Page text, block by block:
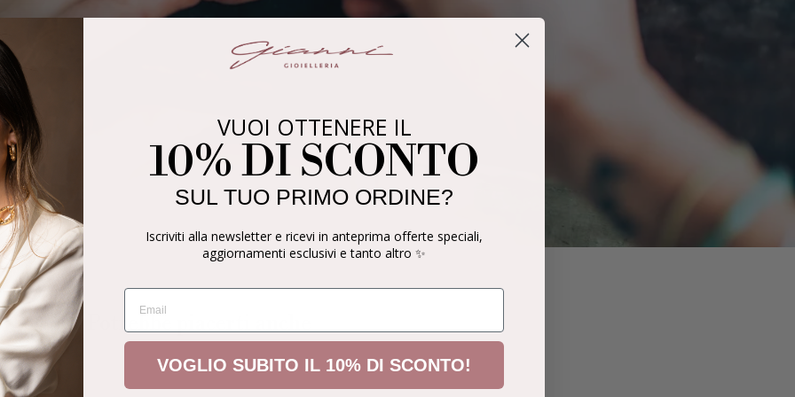
Potrebbe piacerti anche
VUOI OTTENERE IL
10% DI SCONTO
SUL TUO PRIMO ORDINE?
Iscriviti alla newsletter e ricevi in anteprima offerte speciali,
aggiornamenti esclusivi e tanto altro ✨
EMAIL
VOGLIO SUBITO IL 10% DI SCONTO!